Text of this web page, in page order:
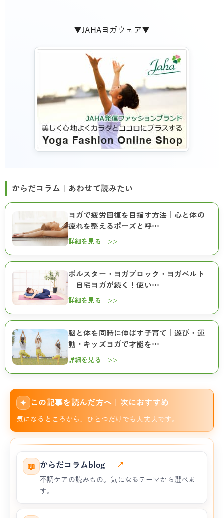
▼JAHAヨガウェア▼
からだコラム｜あわせて読みたい
ヨガで疲労回復を目指す方法｜心と体の
疲れを整えるポーズと呼…
詳細を見る >>
ボルスター・ヨガブロック・ヨガベルト
｜自宅ヨガが続く！使い…
詳細を見る >>
脳と体を同時に伸ばす子育て｜遊び・運
動・キッズヨガで才能を…
詳細を見る >>
✦ この記事を読んだ方へ｜次におすすめ
気になるところから、ひとつだけでも大丈夫です。
📖 からだコラムblog ↗
不調ケアの読みもの。気になるテーマから選べま
す。